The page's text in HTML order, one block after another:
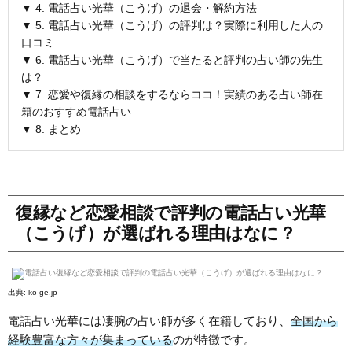
▼ 4. 電話占い光華（こうげ）の退会・解約方法
▼ 5. 電話占い光華（こうげ）の評判は？実際に利用した人の
口コミ
▼ 6. 電話占い光華（こうげ）で当たると評判の占い師の先生
は？
▼ 7. 恋愛や復縁の相談をするならココ！実績のある占い師在
籍のおすすめ電話占い
▼ 8. まとめ
復縁など恋愛相談で評判の電話占い光華
（こうげ）が選ばれる理由はなに？
出典: ko-ge.jp
電話占い光華には凄腕の占い師が多く在籍しており、 全国から
経験豊富な方々が集まっているのが特徴です。